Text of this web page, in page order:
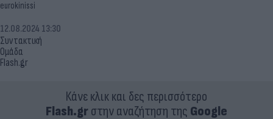
eurokinissi
Συντακτική
Ομάδα
Flash.gr
12.08.2024 13:30
Κάνε κλικ και δες περισσότερο
Flash.grστην αναζήτηση της Google